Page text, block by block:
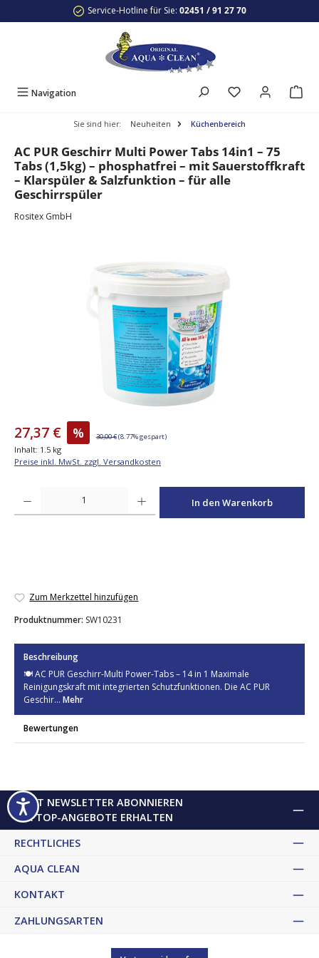
Zum Hauptinhalt springenService-Hotline für Sie: 02451 / 91 27 70
Navigation
Sie sind hier: Neuheiten Küchenbereich
AC PUR Geschirr Multi Power Tabs 14in1 – 75
Tabs (1,5kg) – phosphatfrei – mit Sauerstoffkraft
– Klarspüler & Salzfunktion – für alle
Geschirrspüler
Rositex GmbH
27,37 € % 30,00 €(8.77% gespart)
Inhalt: 1.5 kg
Preise inkl. MwSt. zzgl. Versandkosten
In den Warenkorb
Zum Merkzettel hinzufügen
Produktnummer: SW10231
Beschreibung
🍽️ AC PUR Geschirr-Multi Power-Tabs – 14 in 1 Maximale
Reinigungskraft mit integrierten Schutzfunktionen. Die AC PUR
Geschir… Mehr
Bewertungen
JETZT NEWSLETTER ABONNIEREN
& TOP-ANGEBOTE ERHALTEN
KONTAKT
RECHTLICHES
AQUA CLEAN
ZAHLUNGSARTEN